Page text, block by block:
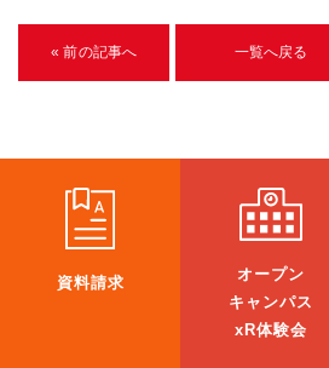
ブログ
企業向け
《3DGS》
3DGSスキャンサービス
3DGS受託開発
3D Gaussian Splatting アプリ開発研修
« 前の記事へ 一覧へ戻る
資料請求
オープン
キャンパス
xR体験会